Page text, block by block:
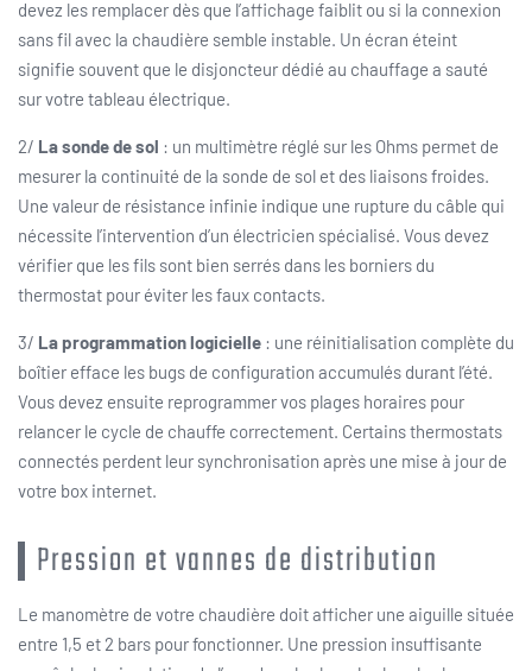
devez les remplacer dès que l’affichage faiblit ou si la connexion
sans fil avec la chaudière semble instable. Un écran éteint
signifie souvent que le disjoncteur dédié au chauffage a sauté
sur votre tableau électrique.
2/ La sonde de sol : un multimètre réglé sur les Ohms permet de
mesurer la continuité de la sonde de sol et des liaisons froides.
Une valeur de résistance infinie indique une rupture du câble qui
nécessite l’intervention d’un électricien spécialisé. Vous devez
vérifier que les fils sont bien serrés dans les borniers du
thermostat pour éviter les faux contacts.
3/ La programmation logicielle : une réinitialisation complète du
boîtier efface les bugs de configuration accumulés durant l’été.
Vous devez ensuite reprogrammer vos plages horaires pour
relancer le cycle de chauffe correctement. Certains thermostats
connectés perdent leur synchronisation après une mise à jour de
votre box internet.
Pression et vannes de distribution
Le manomètre de votre chaudière doit afficher une aiguille située
entre 1,5 et 2 bars pour fonctionner. Une pression insuffisante